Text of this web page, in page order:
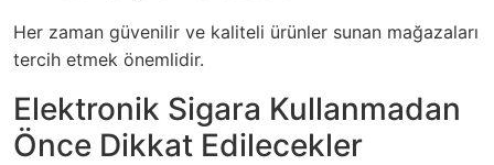
Her zaman güvenilir ve kaliteli ürünler sunan mağazaları
tercih etmek önemlidir.
Elektronik Sigara Kullanmadan
Önce Dikkat Edilecekler